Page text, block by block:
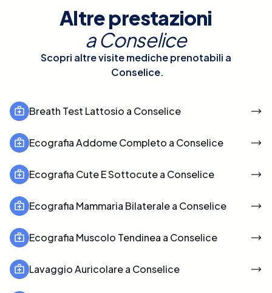
Altre prestazioni
aConselice
Scopri altre visite mediche prenotabili a
Conselice.
Breath Test Lattosio a Conselice
Ecografia Addome Completo a Conselice
Ecografia Cute E Sottocute a Conselice
Ecografia Mammaria Bilaterale a Conselice
Ecografia Muscolo Tendinea a Conselice
Lavaggio Auricolare a Conselice